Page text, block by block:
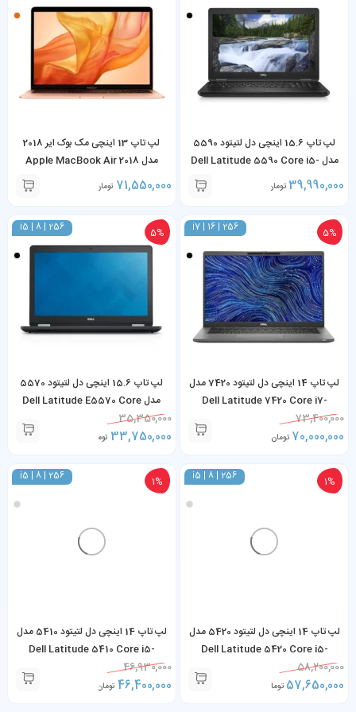
لپ تاپ 15.6 اینچی دل لتیتود 5590
مدل Dell Latitude 5590 Core i5-
8350U 8GB RAM 256GB SSD
39,990,000 تومان
لپ تاپ 13 اینچی مک بوک ایر 2018
مدل Apple MacBook Air 2018
Core i5 8GB 128GB71,550,000 تومان
i7 | 16 | 256 5%
لپ تاپ 14 اینچی دل لتیتود 7420 مدل
Dell Latitude 7420 Core i7-
1185G7 16GB RAM 256GB SSD
73,400,000
70,000,000 تومان
i5 | 8 | 256 5%
لپ تاپ 15.6 اینچی دل لتیتود 5570
مدل Dell Latitude E5570 Core
i5-6200U 8GB RAM 256GB SSD
35,350,000
33,750,000 تومان
i5 | 8 | 256 1%
لپ تاپ 14 اینچی دل لتیتود 5420 مدل
Dell Latitude 5420 Core i5-
1135G7 8GB RAM 256GB SSD
58,200,000
57,650,000 تومان
i5 | 8 | 256 1%
لپ تاپ 14 اینچی دل لتیتود 5410 مدل
Dell Latitude 5410 Core i5-
10310U 8GB RAM 256GB SSD
46,930,000
46,400,000 تومان